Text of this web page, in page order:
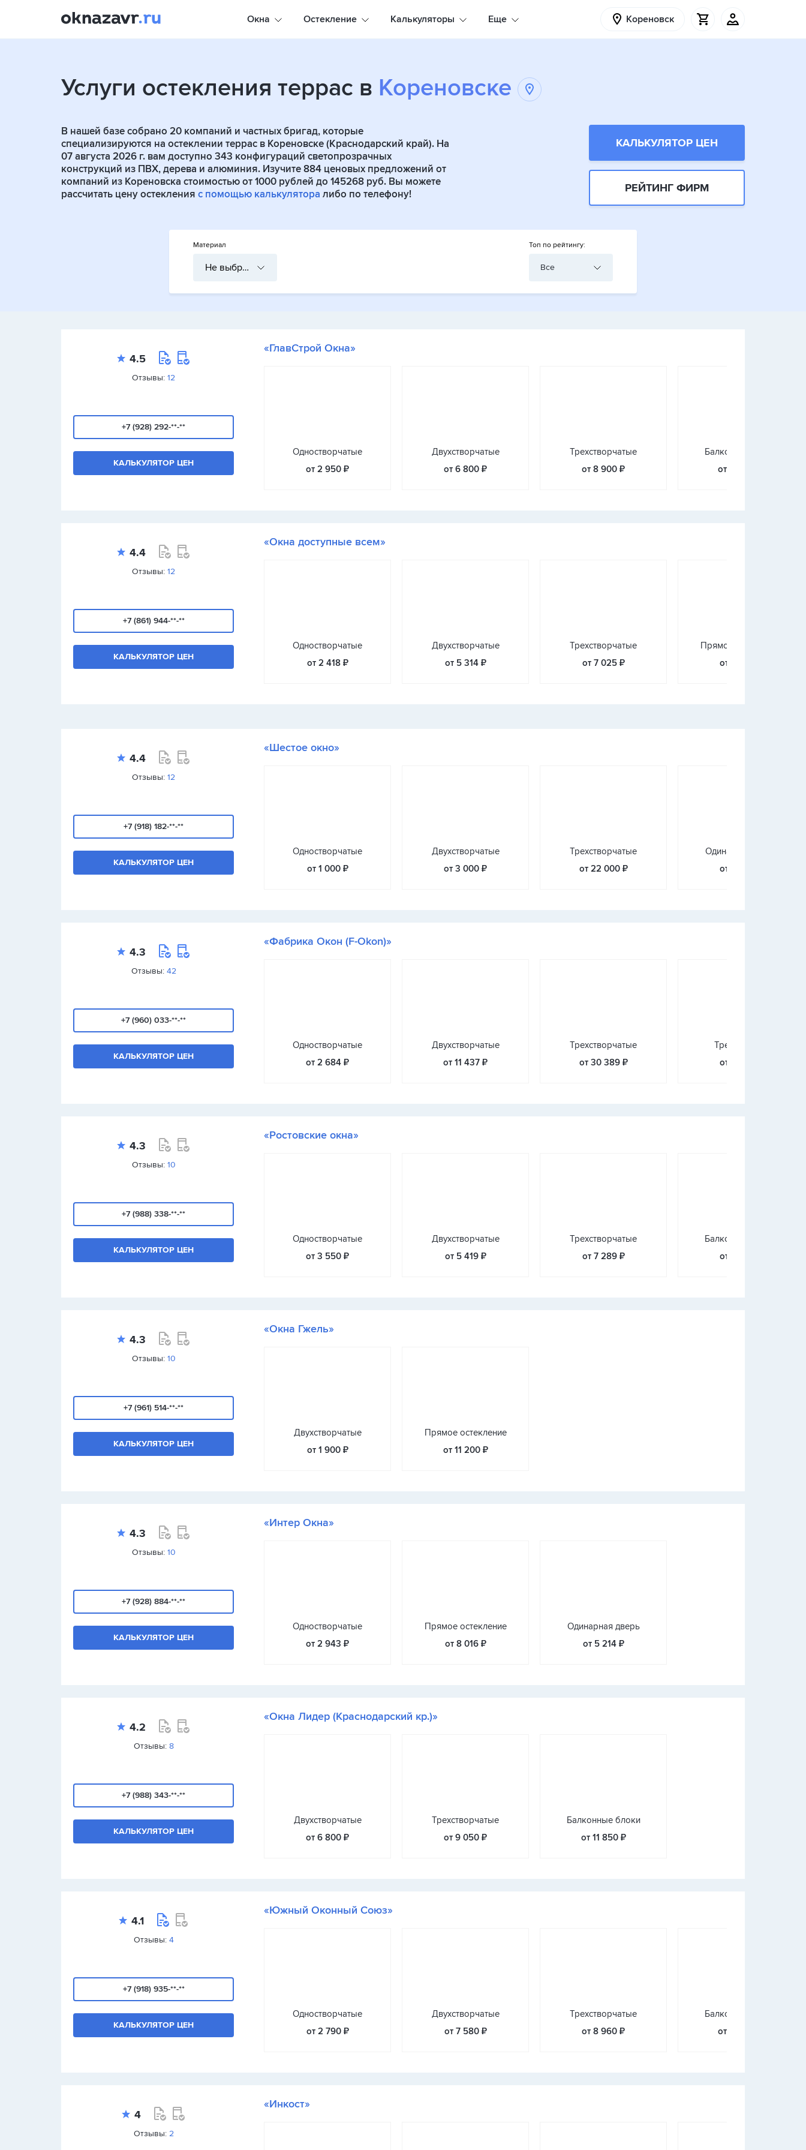
Окна Остекление Калькуляторы Еще Кореновск
Услуги остекления террас в Кореновске
В нашей базе собрано 20 компаний и частных бригад, которые
специализируются на остеклении террас в Кореновске (Краснодарский край). На
07 августа 2026 г. вам доступно 343 конфигураций светопрозрачных
конструкций из ПВХ, дерева и алюминия. Изучите 884 ценовых предложений от
компаний из Кореновска стоимостью от 1000 рублей до 145268 руб. Вы можете
рассчитать цену остекления с помощью калькулятора либо по телефону!
КАЛЬКУЛЯТОР ЦЕН
РЕЙТИНГ ФИРМ
Материал
Не выбрано
Топ по рейтингу:
Все
4.5
Отзывы: 12
+7 (928) 292-**-**
КАЛЬКУЛЯТОР ЦЕН
«ГлавСтрой Окна»
Одностворчатые
от 2 950 ₽
Двухстворчатые
от 6 800 ₽
Трехстворчатые
от 8 900 ₽
Балконные блоки
от 10 200 ₽
4.4
Отзывы: 12
+7 (861) 944-**-**
КАЛЬКУЛЯТОР ЦЕН
«Окна доступные всем»
Одностворчатые
от 2 418 ₽
Двухстворчатые
от 5 314 ₽
Трехстворчатые
от 7 025 ₽
Прямое остекление
от 9 000 ₽
4.4
Отзывы: 12
+7 (918) 182-**-**
КАЛЬКУЛЯТОР ЦЕН
«Шестое окно»
Одностворчатые
от 1 000 ₽
Двухстворчатые
от 3 000 ₽
Трехстворчатые
от 22 000 ₽
Одинарная дверь
от 2 000 ₽
4.3
Отзывы: 42
+7 (960) 033-**-**
КАЛЬКУЛЯТОР ЦЕН
«Фабрика Окон (F-Okon)»
Одностворчатые
от 2 684 ₽
Двухстворчатые
от 11 437 ₽
Трехстворчатые
от 30 389 ₽
Треугольные
от 3 233 ₽
4.3
Отзывы: 10
+7 (988) 338-**-**
КАЛЬКУЛЯТОР ЦЕН
«Ростовские окна»
Одностворчатые
от 3 550 ₽
Двухстворчатые
от 5 419 ₽
Трехстворчатые
от 7 289 ₽
Балконные блоки
от 8 480 ₽
4.3
Отзывы: 10
+7 (961) 514-**-**
КАЛЬКУЛЯТОР ЦЕН
«Окна Гжель»
Двухстворчатые
от 1 900 ₽
Прямое остекление
от 11 200 ₽
4.3
Отзывы: 10
+7 (928) 884-**-**
КАЛЬКУЛЯТОР ЦЕН
«Интер Окна»
Одностворчатые
от 2 943 ₽
Прямое остекление
от 8 016 ₽
Одинарная дверь
от 5 214 ₽
4.2
Отзывы: 8
+7 (988) 343-**-**
КАЛЬКУЛЯТОР ЦЕН
«Окна Лидер (Краснодарский кр.)»
Двухстворчатые
от 6 800 ₽
Трехстворчатые
от 9 050 ₽
Балконные блоки
от 11 850 ₽
4.1
Отзывы: 4
+7 (918) 935-**-**
КАЛЬКУЛЯТОР ЦЕН
«Южный Оконный Союз»
Одностворчатые
от 2 790 ₽
Двухстворчатые
от 7 580 ₽
Трехстворчатые
от 8 960 ₽
Балконные блоки
от 13 520 ₽
4
Отзывы: 2
«Инкост»